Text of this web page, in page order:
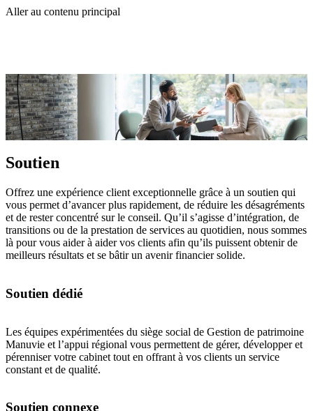
Aller au contenu principal
Soutien
Offrez une expérience client exceptionnelle grâce à un soutien qui
vous permet d’avancer plus rapidement, de réduire les désagréments
et de rester concentré sur le conseil. Qu’il s’agisse d’intégration, de
transitions ou de la prestation de services au quotidien, nous sommes
là pour vous aider à aider vos clients afin qu’ils puissent obtenir de
meilleurs résultats et se bâtir un avenir financier solide.
Soutien dédié
Les équipes expérimentées du siège social de Gestion de patrimoine
Manuvie et l’appui régional vous permettent de gérer, développer et
pérenniser votre cabinet tout en offrant à vos clients un service
constant et de qualité.
Soutien connexe